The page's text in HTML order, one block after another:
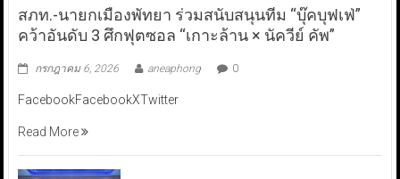
สภท.-นายกเมืองพัทยา ร่วมสนับสนุนทีม “บุ๊คบุฟเฟ่”
คว้าอันดับ 3 ศึกฟุตซอล “เกาะล้าน × นัควีย์ คัพ”
กรกฎาคม 6, 2026 aneaphong 0
FacebookFacebookXTwitter
Read More